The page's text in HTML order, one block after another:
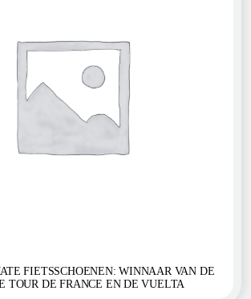
FIETSSCHOENEN: WINNAAR VAN DE
TOUR DE FRANCE EN DE VUELTA